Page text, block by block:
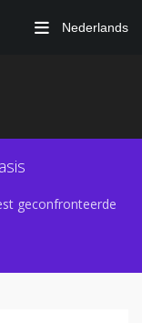
Nederlands
geconfronteerde